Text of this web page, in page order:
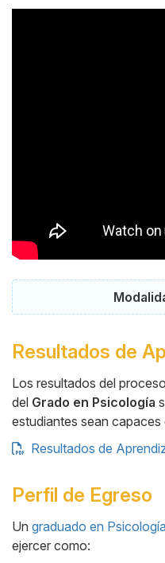
Resultados de
Los resultados del
del Grado en Psicología
estudiantes sean capaces
Resultados de
Perfil de Egreso
Cuerpo
Un graduado en Psicología
ejercer como: